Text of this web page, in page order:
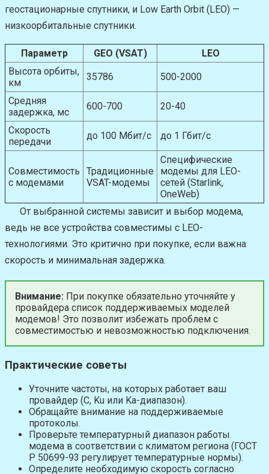
геостационарные спутники, и Low Earth Orbit (LEO) —
низкоорбитальные спутники.
Параметр GEO (VSAT)
LEO
Высота орбиты,
км
35786 500-2000
Средняя
задержка, мс
600-700 20-40
Скорость
передачи
до 100 Мбит/с до 1 Гбит/с
Совместимость
с модемами
Традиционные
VSAT-модемы
Специфические
модемы для LEO-
сетей (Starlink,
OneWeb)
От выбранной системы зависит и выбор модема,
ведь не все устройства совместимы с LEO-
технологиями. Это критично при покупке, если важна
скорость и минимальная задержка.
Внимание: При покупке обязательно уточняйте у
провайдера список поддерживаемых моделей
модемов! Это позволит избежать проблем с
совместимостью и невозможностью подключения.
Практические советы
Уточните частоты, на которых работает ваш
провайдер (C, Ku или Ka-диапазон).
Обращайте внимание на поддерживаемые
протоколы.
Проверьте температурный диапазон работы
модема в соответствии с климатом региона (ГОСТ
Р 50699-93 регулирует температурные нормы).
Определите необходимую скорость согласно